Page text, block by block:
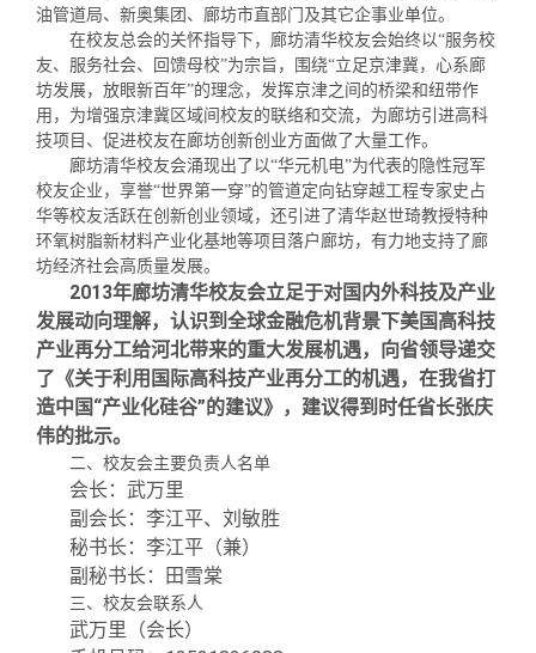
捐赠方法
义工计划
我要订阅
新媒体平台
清华故事
青春风采
校友文苑
校友讲坛
校友视界
终身学习
信息化服务
三创大赛
实用信息
校友总会
总会简介
会长致辞
总会章程
理事会名单
制度法规
关闭
油管道局、新奥集团、廊坊市直部门及其它企事业单位。
在校友总会的关怀指导下，廊坊清华校友会始终以“服务校
友、服务社会、回馈母校”为宗旨，围绕“立足京津冀，心系廊
坊发展，放眼新百年”的理念，发挥京津之间的桥梁和纽带作
用，为增强京津冀区域间校友的联络和交流，为廊坊引进高科
技项目、促进校友在廊坊创新创业方面做了大量工作。
廊坊清华校友会涌现出了以“华元机电”为代表的隐性冠军
校友企业，享誉“世界第一穿”的管道定向钻穿越工程专家史占
华等校友活跃在创新创业领域，还引进了清华赵世琦教授特种
环氧树脂新材料产业化基地等项目落户廊坊，有力地支持了廊
坊经济社会高质量发展。
2013年廊坊清华校友会立足于对国内外科技及产业
发展动向理解，认识到全球金融危机背景下美国高科技
产业再分工给河北带来的重大发展机遇，向省领导递交
了《关于利用国际高科技产业再分工的机遇，在我省打
造中国“产业化硅谷”的建议》，建议得到时任省长张庆
伟的批示。
二、校友会主要负责人名单
会长： 武万里
副会长： 李江平、刘敏胜
秘书长：李江平（兼）
副秘书长：田雪棠
三、校友会联系人
武万里 （会长）